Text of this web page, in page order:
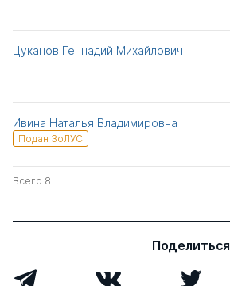
Цуканов Геннадий Михайлович
Ивина Наталья Владимировна
Подан ЗоЛУС
Всего 8
Поделиться